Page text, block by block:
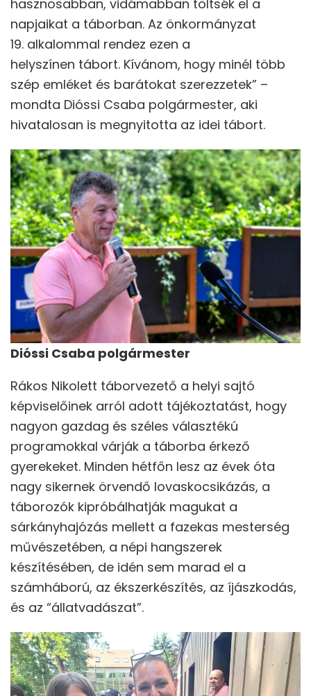
hasznosabban, vidámabban töltsék el a
napjaikat a táborban. Az önkormányzat
19. alkalommal rendez ezen a
helyszínen tábort. Kívánom, hogy minél több
szép emléket és barátokat szerezzetek” –
mondta Dióssi Csaba polgármester, aki
hivatalosan is megnyitotta az idei tábort.
Dióssi Csaba polgármester
Rákos Nikolett táborvezető a helyi sajtó
képviselőinek arról adott tájékoztatást, hogy
nagyon gazdag és széles választékú
programokkal várják a táborba érkező
gyerekeket. Minden hétfőn lesz az évek óta
nagy sikernek örvendő lovaskocsikázás, a
táborozók kipróbálhatják magukat a
sárkányhajózás mellett a fazekas mesterség
művészetében, a népi hangszerek
készítésében, de idén sem marad el a
számháború, az ékszerkészítés, az íjászkodás,
és az “állatvadászat”.